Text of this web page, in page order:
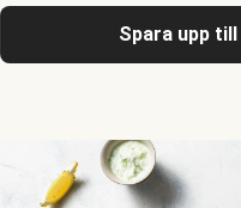
Spara upp